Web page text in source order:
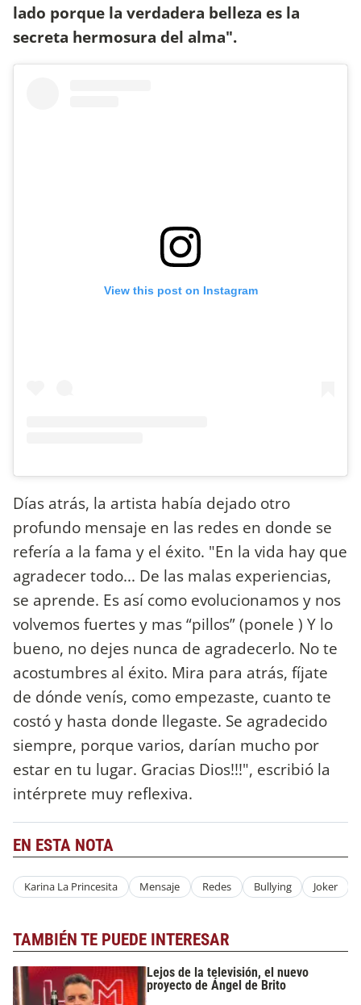
lado porque la verdadera belleza es la
secreta hermosura del alma".
View this post on Instagram
Días atrás, la artista había dejado otro
profundo mensaje en las redes en donde se
refería a la fama y el éxito. "En la vida hay que
agradecer todo... De las malas experiencias,
se aprende. Es así como evolucionamos y nos
volvemos fuertes y mas “pillos” (ponele ) Y lo
bueno, no dejes nunca de agradecerlo. No te
acostumbres al éxito. Mira para atrás, fíjate
de dónde venís, como empezaste, cuanto te
costó y hasta donde llegaste. Se agradecido
siempre, porque varios, darían mucho por
estar en tu lugar. Gracias Dios!!!", escribió la
intérprete muy reflexiva.
EN ESTA NOTA
Karina La Princesita Mensaje Redes Bullying Joker
TAMBIÉN TE PUEDE INTERESAR
Lejos de la televisión, el nuevo
proyecto de Ángel de Brito